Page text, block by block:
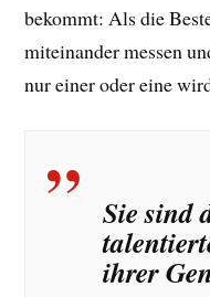
bekommt: Als die
miteinander messen
nur einer oder eine
Sie sind
ihrer